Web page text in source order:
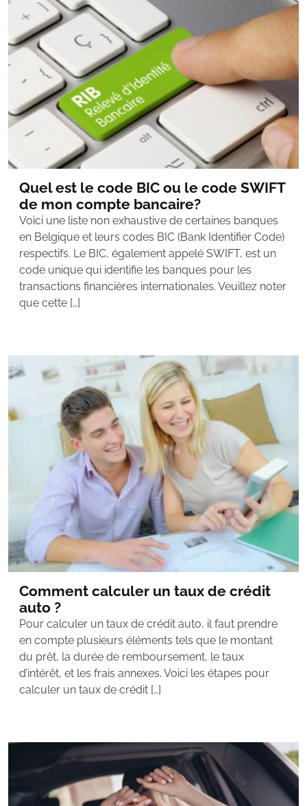
Quel est le code BIC ou le code SWIFT
de mon compte bancaire?
Voici une liste non exhaustive de certaines banques
en Belgique et leurs codes BIC (Bank Identifier Code)
respectifs. Le BIC, également appelé SWIFT, est un
code unique qui identifie les banques pour les
transactions financières internationales. Veuillez noter
que cette […]
Comment calculer un taux de crédit
auto ?
Pour calculer un taux de crédit auto, il faut prendre
en compte plusieurs éléments tels que le montant
du prêt, la durée de remboursement, le taux
d’intérêt, et les frais annexes. Voici les étapes pour
calculer un taux de crédit […]